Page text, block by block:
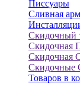
Писсуары
Сливная
Скидочный
Скидочная
Скидочная
Скидочные
Товаров в